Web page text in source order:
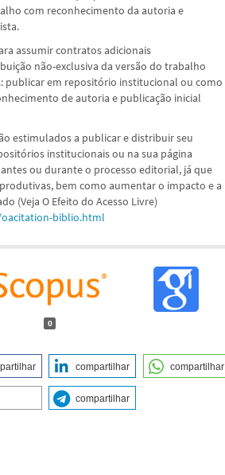
com reconhecimento da autoria e
assumir contratos adicionais
não-exclusiva da versão do trabalho
publicar em repositório institucional ou como
de autoria e publicação inicial
estimulados a publicar e distribuir seu
institucionais ou na sua página
ou durante o processo editorial, já que
bem como aumentar o impacto e a
(Veja O Efeito do Acesso Livre)
biblio.html
0
compartilhar compartilhar
compartilhar